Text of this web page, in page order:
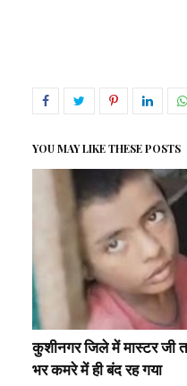
YOU MAY LIKE THESE POSTS
कुशीनगर जिले में मास्टर जी
भर कमरे में ही बंद रह गया